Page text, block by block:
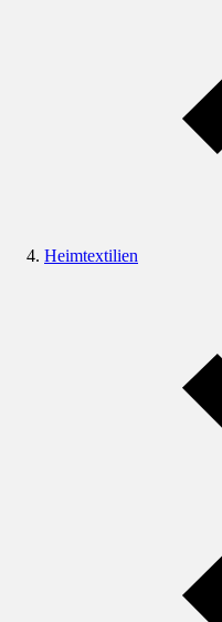
Heimtextilien